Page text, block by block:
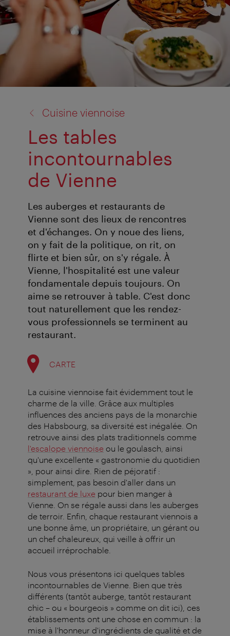
Cuisine viennoise
Les tables
incontournables
de Vienne
Les auberges et restaurants de
Vienne sont des lieux de rencontres
et d'échanges. On y noue des liens,
on y fait de la politique, on rit, on
flirte et bien sûr, on s'y régale. À
Vienne, l'hospitalité est une valeur
fondamentale depuis toujours. On
aime se retrouver à table. C'est donc
tout naturellement que les rendez-
vous professionnels se terminent au
restaurant.
CARTE
La cuisine viennoise fait évidemment tout le
charme de la ville. Grâce aux multiples
influences des anciens pays de la monarchie
des Habsbourg, sa diversité est inégalée. On
retrouve ainsi des plats traditionnels comme
l'escalope viennoise ou le goulasch, ainsi
qu'une excellente « gastronomie du quotidien
», pour ainsi dire. Rien de péjoratif :
simplement, pas besoin d'aller dans un
restaurant de luxe pour bien manger à
Vienne. On se régale aussi dans les auberges
de terroir. Enfin, chaque restaurant viennois a
une bonne âme, un propriétaire, un gérant ou
un chef chaleureux, qui veille à offrir un
accueil irréprochable.
Nous vous présentons ici quelques tables
incontournables de Vienne. Bien que très
différents (tantôt auberge, tantôt restaurant
chic – ou « bourgeois » comme on dit ici), ces
établissements ont une chose en commun : la
mise à l'honneur d'ingrédients de qualité et de